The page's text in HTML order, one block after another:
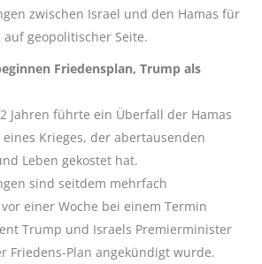
zwischen Israel und den Hamas für
geopolitischer Seite.
Friedensplan, Trump als
Jahren führte ein Überfall der Hamas
Krieges, der abertausenden
Leben gekostet hat.
sind seitdem mehrfach
einer Woche bei einem Termin
Trump und Israels Premierminister
Friedens-Plan angekündigt wurde.